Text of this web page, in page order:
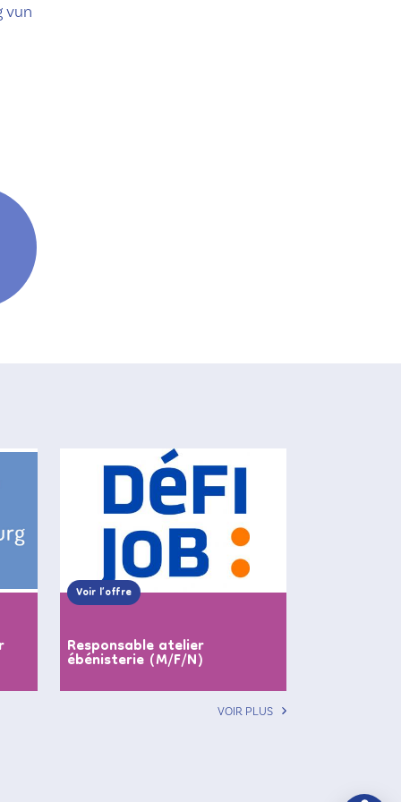
vun
Voir l’offre
Responsable atelier
ébénisterie (M/F/N)
VOIR PLUS